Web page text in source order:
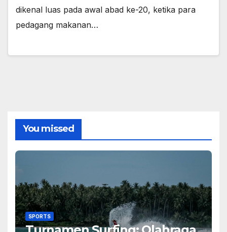
dikenal luas pada awal abad ke-20, ketika para
pedagang makanan…
You missed
SPORTS